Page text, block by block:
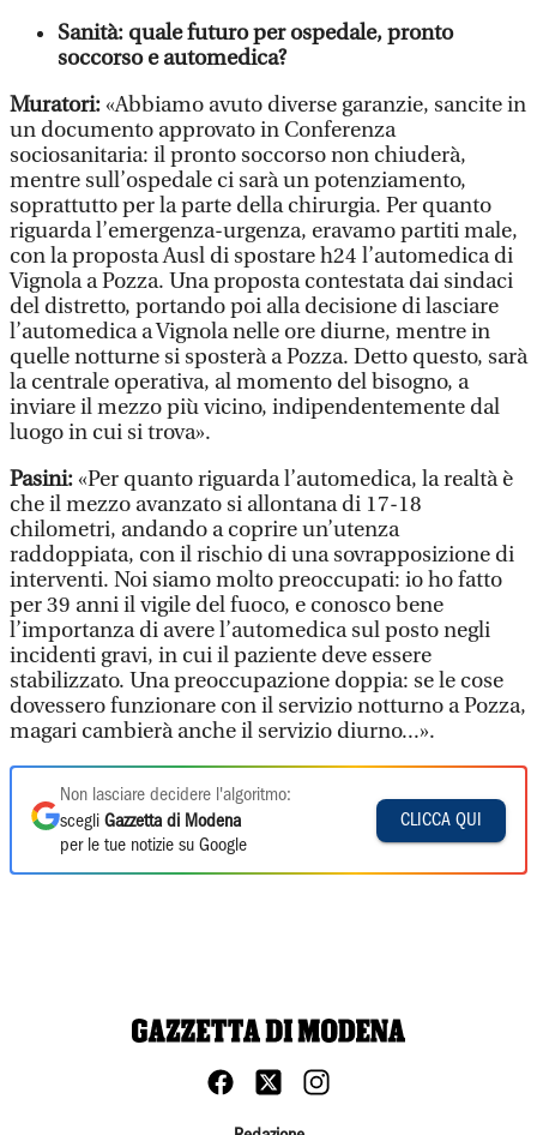
Sanità: quale futuro per ospedale, pronto
soccorso e automedica?
Muratori:«Abbiamo avuto diverse garanzie, sancite in
un documento approvato in Conferenza
sociosanitaria: il pronto soccorso non chiuderà,
mentre sull’ospedale ci sarà un potenziamento,
soprattutto per la parte della chirurgia. Per quanto
riguarda l’emergenza-urgenza, eravamo partiti male,
con la proposta Ausl di spostare h24 l’automedica di
Vignola a Pozza. Una proposta contestata dai sindaci
del distretto, portando poi alla decisione di lasciare
l’automedica a Vignola nelle ore diurne, mentre in
quelle notturne si sposterà a Pozza. Detto questo, sarà
la centrale operativa, al momento del bisogno, a
inviare il mezzo più vicino, indipendentemente dal
luogo in cui si trova».
Pasini:«Per quanto riguarda l’automedica, la realtà è
che il mezzo avanzato si allontana di 17-18
chilometri, andando a coprire un’utenza
raddoppiata, con il rischio di una sovrapposizione di
interventi. Noi siamo molto preoccupati: io ho fatto
per 39 anni il vigile del fuoco, e conosco bene
l’importanza di avere l’automedica sul posto negli
incidenti gravi, in cui il paziente deve essere
stabilizzato. Una preoccupazione doppia: se le cose
dovessero funzionare con il servizio notturno a Pozza,
magari cambierà anche il servizio diurno...».
Non lasciare decidere l'algoritmo:
scegli Gazzetta di Modena
per le tue notizie su Google
CLICCA QUI